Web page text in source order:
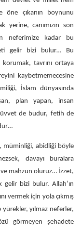
çıkanın boynunu
canımızın son
neferimize kadar bu
gelir bizi bulur… Bu
tavrını ortaya
kaybetmemecesine
İslam dünyasında
plan yapan, insan
de budur, fetih de
müminliği, abidliği böyle
davayı buralara
mahzun oluruz… İzzet,
bizi bulur. Allah’ın
vermek için yola çıkmış
yılmaz neferler,
görmeyen şehadete